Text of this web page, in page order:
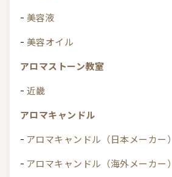
美容液
美容オイル
アロマストーン教室
近畿
アロマキャンドル
アロマキャンドル（日本メーカー）
アロマキャンドル（海外メーカー）